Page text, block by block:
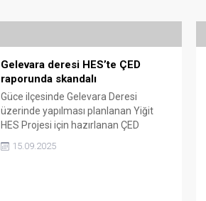
Gelevara deresi HES’te ÇED
raporunda skandalı
Güce ilçesinde Gelevara Deresi
üzerinde yapılması planlanan Yiğit
HES Projesi için hazırlanan ÇED
santralin verilerinin kullanıldığı ortaya
15.09.2025